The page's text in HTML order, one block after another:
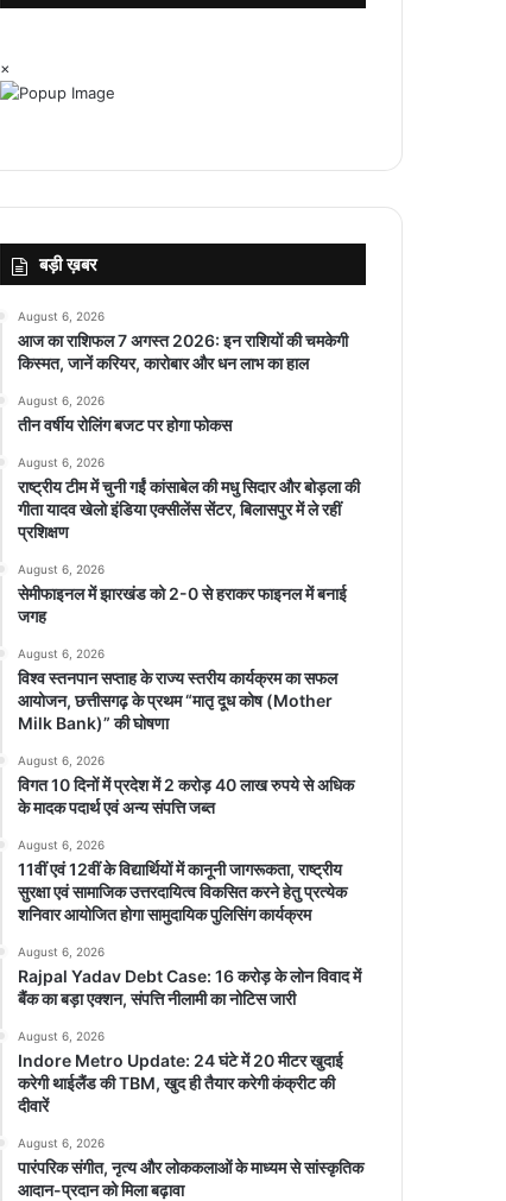
×
बड़ी ख़बर
August 6, 2026
आज का राशिफल 7 अगस्त 2026: इन राशियों की चमकेगी
किस्मत, जानें करियर, कारोबार और धन लाभ का हाल
August 6, 2026
तीन वर्षीय रोलिंग बजट पर होगा फोकस
August 6, 2026
राष्ट्रीय टीम में चुनी गईं कांसाबेल की मधु सिदार और बोड़ला की
गीता यादव खेलो इंडिया एक्सीलेंस सेंटर, बिलासपुर में ले रहीं
प्रशिक्षण
August 6, 2026
सेमीफाइनल में झारखंड को 2-0 से हराकर फाइनल में बनाई
जगह
August 6, 2026
विश्व स्तनपान सप्ताह के राज्य स्तरीय कार्यक्रम का सफल
आयोजन, छत्तीसगढ़ के प्रथम “मातृ दूध कोष (Mother
Milk Bank)” की घोषणा
August 6, 2026
विगत 10 दिनों में प्रदेश में 2 करोड़ 40 लाख रुपये से अधिक
के मादक पदार्थ एवं अन्य संपत्ति जब्त
August 6, 2026
11वीं एवं 12वीं के विद्यार्थियों में कानूनी जागरूकता, राष्ट्रीय
सुरक्षा एवं सामाजिक उत्तरदायित्व विकसित करने हेतु प्रत्येक
शनिवार आयोजित होगा सामुदायिक पुलिसिंग कार्यक्रम
August 6, 2026
Rajpal Yadav Debt Case: 16 करोड़ के लोन विवाद में
बैंक का बड़ा एक्शन, संपत्ति नीलामी का नोटिस जारी
August 6, 2026
Indore Metro Update: 24 घंटे में 20 मीटर खुदाई
करेगी थाईलैंड की TBM, खुद ही तैयार करेगी कंक्रीट की
दीवारें
August 6, 2026
पारंपरिक संगीत, नृत्य और लोककलाओं के माध्यम से सांस्कृतिक
आदान-प्रदान को मिला बढ़ावा